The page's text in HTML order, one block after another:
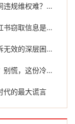
准出击，高效封禁
确举报途径与维权建议
困局与破局之道
静自救指南请收好
代的最大谎言